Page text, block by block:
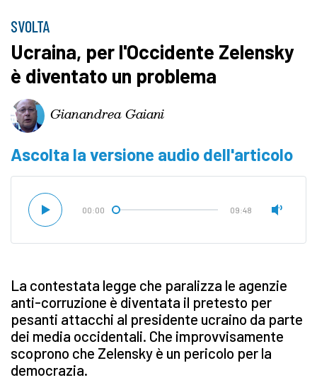
SVOLTA
Ucraina, per l'Occidente Zelensky
è diventato un problema
Gianandrea Gaiani
Ascolta la versione audio dell'articolo
00:00 09:48
La contestata legge che paralizza le agenzie
anti-corruzione è diventata il pretesto per
pesanti attacchi al presidente ucraino da parte
dei media occidentali. Che improvvisamente
scoprono che Zelensky è un pericolo per la
democrazia.